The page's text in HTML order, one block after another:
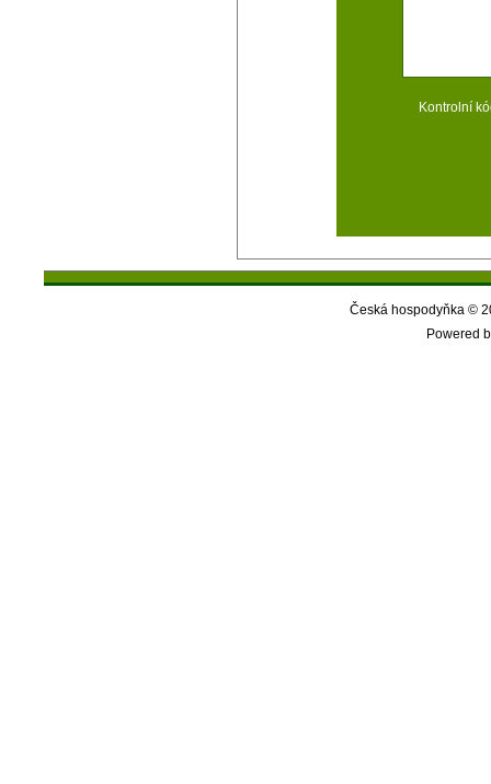
Kontrolní
Česká hospodyňka ©
Powered